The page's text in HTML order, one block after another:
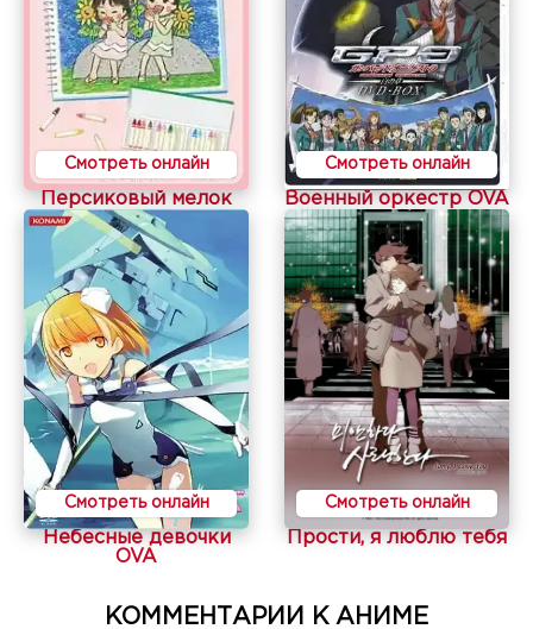
Смотреть онлайн
Персиковый мелок
Смотреть онлайн
Военный оркестр OVA
Смотреть онлайн
Небесные девочки
OVA
Смотреть онлайн
Прости, я люблю тебя
КОММЕНТАРИИ К АНИМЕ